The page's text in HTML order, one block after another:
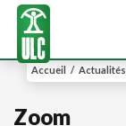
Accueil / Actualités
Zoom